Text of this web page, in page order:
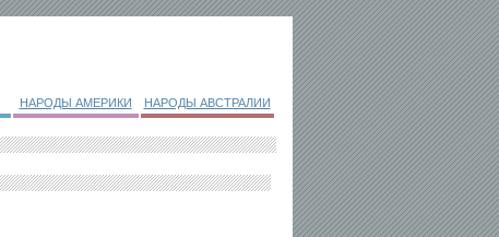
НАРОДЫ АМЕРИКИ НАРОДЫ АВСТРАЛИИ